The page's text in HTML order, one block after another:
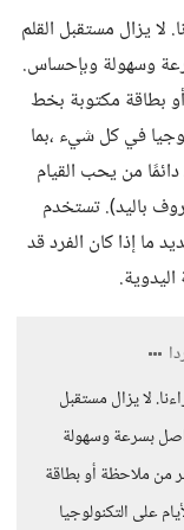
يزال مستقبل القلم
وسهولة وبإحساس.
بطاقة مكتوبة بخط
في كل شيء ،بما
من يحب القيام
باليد). تستخدم
ما إذا كان الفرد قد
لا يزال مستقبل
بسرعة وسهولة
ملاحظة أو بطاقة
على التكنولوجيا